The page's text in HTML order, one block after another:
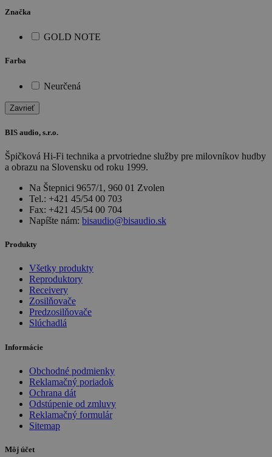
Značka
GOLD NOTE
Farba
Neurčená
Zavrieť
BIS audio, s.r.o.
Špičková Hi-Fi technika a prvotriedne služby pre milovníkov hudby
a obrazu na Slovensku od roku 1999.
Na Štepnici 9657/1, 960 01 Zvolen
Tel.: +421 45/54 00 703
Fax: +421 45/54 00 704
Napíšte nám: bisaudio@bisaudio.sk
Produkty
Všetky produkty
Reproduktory
Receivery
Zosilňovače
Predzosilňovače
Slúchadlá
Informácie
Obchodné podmienky
Reklamačný poriadok
Ochrana dát
Odstúpenie od zmluvy
Reklamačný formulár
Sitemap
Môj účet